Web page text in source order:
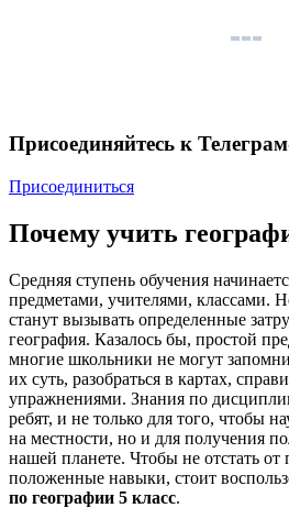
Присоединяйтесь к
Присоединиться
Почему учить
Средняя ступень обучения
предметами, учителями, классами.
станут вызывать определенные
география. Казалось бы, простой
многие школьники не могут
их суть, разобраться в картах,
упражнениями. Знания по
ребят, и не только для того, чтобы
на местности, но и для получения
нашей планете. Чтобы не отстать
положенные навыки, стоит
по географии 5 класс.